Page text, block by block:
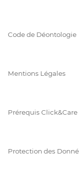
Code de Déontologie
Mentions Légales
Prérequis Click&Care
Protection des